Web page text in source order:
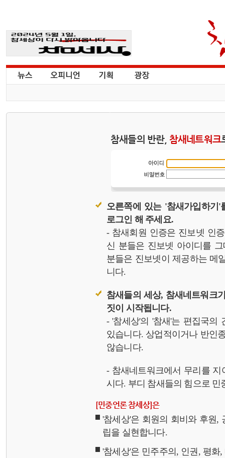
참새들의 반란, 참새네트워크
오른쪽에 있는 '참새가입하기
로그인 해 주세요.
- 참새회원 인증은 진보넷 인
신 분들은 진보넷 아이디를
분들은 진보넷이 제공하는 메
니다.
참새들의 세상, 참새네트워크
짓이 시작됩니다.
- '참세상'의 '참새'는 편집국의
있습니다. 상업적이거나 반인
않습니다.
- 참새네트워크에서 무리를
시다. 부디 참새들의 힘으로 민
[민중언론 참세상]은
'참세상'은 회원의 회비와 후원,
립을 실현합니다.
'참세상'은 민주주의, 인권, 평